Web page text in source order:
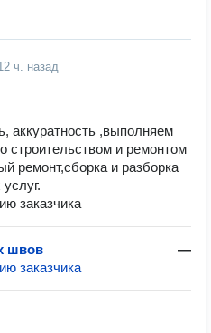
ч. назад
аккуратность ,выполняем
строительством и ремонтом
ремонт,сборка и разборка
заказчика
швов
—
заказчика